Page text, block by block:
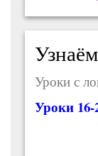
Уроки с
Уроки 16-